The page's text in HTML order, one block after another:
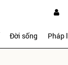
Đời sống Pháp